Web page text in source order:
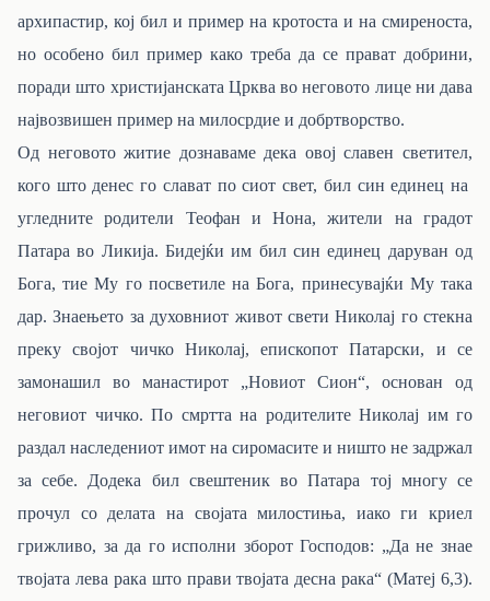
архипастир, кој бил и пример на кротоста и на смиреноста,
но особено бил пример како треба да се прават добрини,
поради што христијанската Црква во неговото лице ни дава
највозвишен пример на милосрдие и добртворство.
Од неговото житие дознаваме дека овој славен светител,
кого што денес го слават по сиот свет, бил син единец на
угледните родители Теофан и Нона, жители на градот
Патара во Ликија. Бидејќи им бил син единец даруван од
Бога, тие Му го посветиле на Бога, принесувајќи Му така
дар. Знаењето за духовниот живот свети Николај го стекна
преку својот чичко Николај, епископот Патарски, и се
замонашил во манастирот „Новиот Сион“, основан од
неговиот чичко. По смртта на родителите Николај им го
раздал наследениот имот на сиромасите и ништо не задржал
за себе. Додека бил свештеник во Патара тој многу се
прочул со делата на својата милостиња, иако ги криел
грижливо, за да го исполни зборот Господов: „Да не знае
твојата лева рака што прави твојата десна рака“ (Матеј 6,3).